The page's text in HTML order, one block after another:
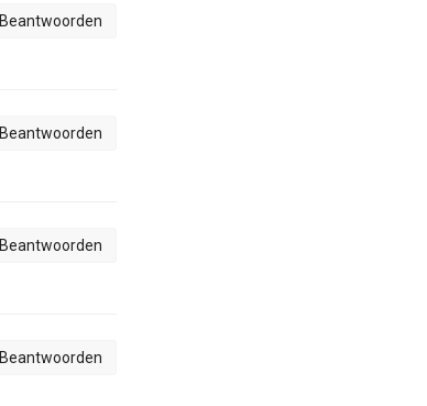
Beantwoorden
Beantwoorden
Beantwoorden
Beantwoorden